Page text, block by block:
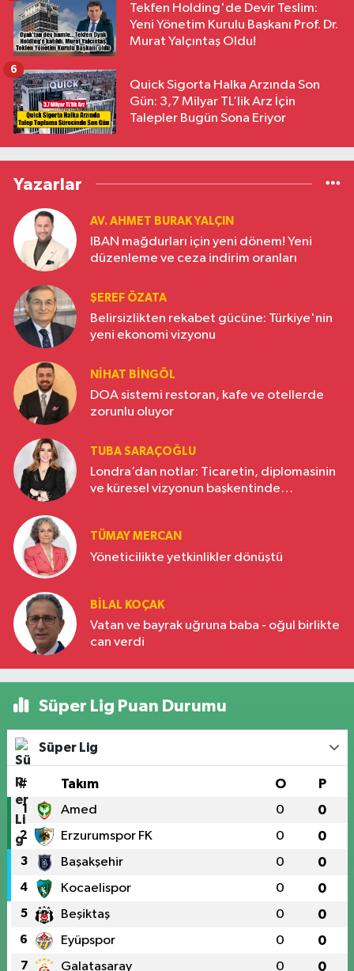
Tekfen Holding'de Devir Teslim:
Yeni Yönetim Kurulu Başkanı Prof. Dr.
Murat Yalçıntaş Oldu!
Quick Sigorta Halka Arzında Son
Gün: 3,7 Milyar TL’lik Arz İçin
Talepler Bugün Sona Eriyor
6
Yazarlar
AV. AHMET BURAK YALÇIN
IBAN mağdurları için yeni dönem! Yeni
düzenleme ve ceza indirim oranları
ŞEREF ÖZATA
Belirsizlikten rekabet gücüne: Türkiye'nin
yeni ekonomi vizyonu
NIHAT BINGÖL
DOA sistemi restoran, kafe ve otellerde
zorunlu oluyor
TUBA SARAÇOĞLU
Londra’dan notlar: Ticaretin, diplomasinin
ve küresel vizyonun başkentinde
TÜMAY MERCAN
Yöneticilikte yetkinlikler dönüştü
BILAL KOÇAK
Vatan ve bayrak uğruna baba - oğul birlikte
can verdi
Süper Lig Puan Durumu
Süper Lig
# Takım O P
1 Amed 0 0
2 Erzurumspor FK 0 0
3 Başakşehir 0 0
4 Kocaelispor 0 0
5 Beşiktaş 0 0
6 Eyüpspor 0 0
7 Galatasaray 0 0